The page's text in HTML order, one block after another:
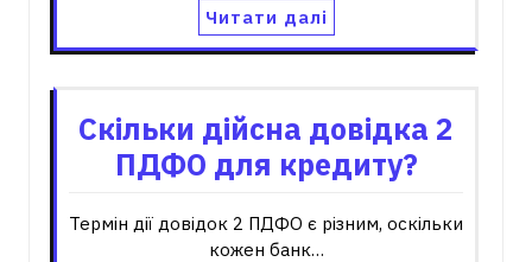
Читати далі
Скільки дійсна довідка 2
ПДФО для кредиту?
Термін дії довідок 2 ПДФО є різним, оскільки
кожен банк…